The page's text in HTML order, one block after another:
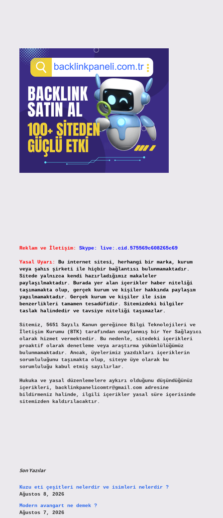
Reklam ve İletişim: Skype: live:.cid.575569c608265c69
Yasal Uyarı:
Bu internet sitesi, herhangi bir marka, kurum
veya şahıs şirketi ile hiçbir bağlantısı bulunmamaktadır.
Sitede yalnızca kendi hazırladığımız makaleler
paylaşılmaktadır. Burada yer alan içerikler haber niteliği
taşımamakta olup, gerçek kurum ve kişiler hakkında paylaşım
yapılmamaktadır. Gerçek kurum ve kişiler ile isim
benzerlikleri tamamen tesadüfidir. Sitemizdeki bilgiler
taslak halindedir ve tavsiye niteliği taşımazlar.
Sitemiz, 5651 Sayılı Kanun gereğince Bilgi Teknolojileri ve
İletişim Kurumu (BTK) tarafından onaylanmış bir Yer Sağlayıcı
olarak hizmet vermektedir. Bu nedenle, sitedeki içerikleri
proaktif olarak denetleme veya araştırma yükümlülüğümüz
bulunmamaktadır. Ancak, üyelerimiz yazdıkları içeriklerin
sorumluluğunu taşımakta olup, siteye üye olarak bu
sorumluluğu kabul etmiş sayılırlar.
Hukuka ve yasal düzenlemelere aykırı olduğunu düşündüğünüz
içerikleri,
backlinkpanelicomtr@gmail.comadresine
bildirmeniz halinde, ilgili içerikler yasal süre içerisinde
sitemizden kaldırılacaktır.
Son Yazılar
Kuzu eti çeşitleri nelerdir ve isimleri nelerdir ?
Ağustos 8, 2026
Modern avangart ne demek ?
Ağustos 7, 2026